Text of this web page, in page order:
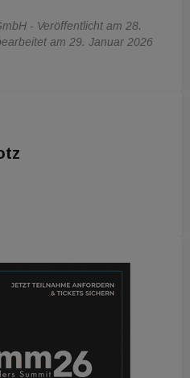
- Veröffentlicht am 28.
am 29. Januar 2026